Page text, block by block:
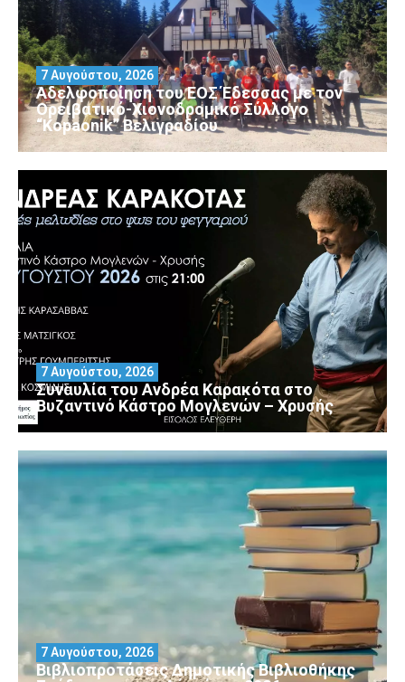
Αδελφοποίηση του ΕΟΣ Έδεσσας με τον
Ορειβατικό-Χιονοδρομικό Σύλλογο
“Kopaonik” Βελιγραδίου
7 Αυγούστου, 2026
Συναυλία του Ανδρέα Καρακότα στο
Βυζαντινό Κάστρο Μογλενών – Χρυσής
7 Αυγούστου, 2026
Βιβλιοπροτάσεις Δημοτικής Βιβλιοθήκης
7 Αυγούστου, 2026